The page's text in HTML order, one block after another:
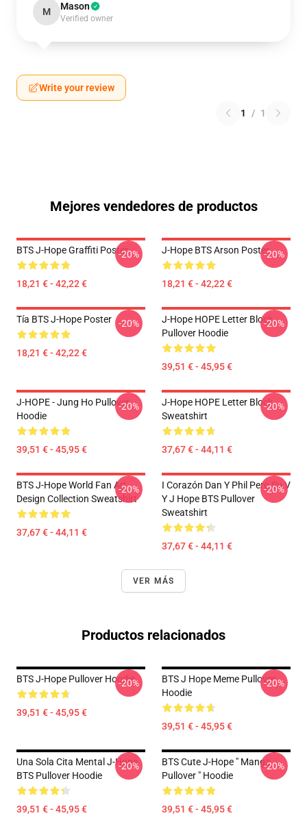
M Mason
Verified owner
Write your review
1 / 1
Mejores vendedores de productos
BTS J-Hope Graffiti Poster
18,21 € - 42,22 €
-20% J-Hope BTS Arson Poster
18,21 € - 42,22 €
-20%
Tía BTS J-Hope Poster
18,21 € - 42,22 €
-20%
J-Hope HOPE Letter Block
Pullover Hoodie
39,51 € - 45,95 €
-20%
J-HOPE - Jung Ho Pullover
Hoodie
39,51 € - 45,95 €
-20%
J-Hope HOPE Letter Block
Sweatshirt
37,67 € - 44,11 €
-20%
BTS J-Hope World Fan Art
Design Collection Sweatshirt
37,67 € - 44,11 €
-20%
I Corazón Dan Y Phil Pero Su V
Y J Hope BTS Pullover
Sweatshirt
37,67 € - 44,11 €
-20%
VER MÁS
Productos relacionados
BTS J-Hope Pullover Hoodie
39,51 € - 45,95 €
-20%
BTS J Hope Meme Pullover
Hoodie
39,51 € - 45,95 €
-20%
Una Sola Cita Mental J-Hope
BTS Pullover Hoodie
39,51 € - 45,95 €
-20%
BTS Cute J-Hope " Manga
Pullover " Hoodie
39,51 € - 45,95 €
-20%